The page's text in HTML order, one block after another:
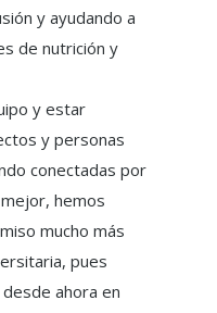
y ayudando a
de nutrición y
y estar
y personas
conectadas por
hemos
mucho más
pues
ahora en